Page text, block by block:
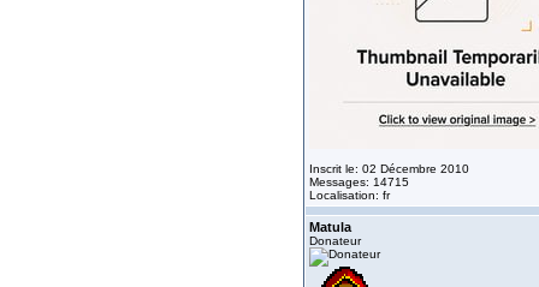
Inscrit le: 02 Décembre 2010
Messages: 14715
Localisation: fr
Matula
Donateur